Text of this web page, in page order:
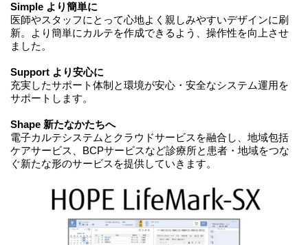
Simple より簡単に
医師やスタッフにとって心地よく親しみやすいデザインに刷
新。より簡単にカルテを作成できるよう、操作性を向上させ
ました。
Support より安心に
充実したサポート体制と環境が安心・安全なシステム運用を
サポートします。
Shape 新たなかたちへ
電子カルテシステムとクラウドサービスを融合し、地域包括
ケアサービス、BCPサービスなど診療所と患者・地域をつな
ぐ新たな形のサービスを提供していきます。